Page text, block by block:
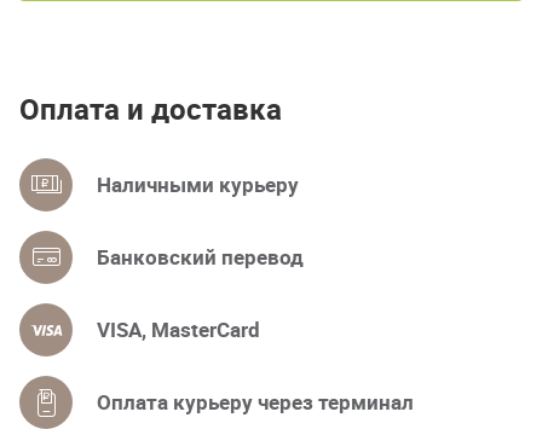
Оплата и доставка
Наличными курьеру
Банковский перевод
VISA, MasterCard
Оплата курьеру через терминал